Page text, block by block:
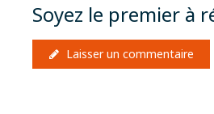
Soyez le premier à
Laisser un commentaire